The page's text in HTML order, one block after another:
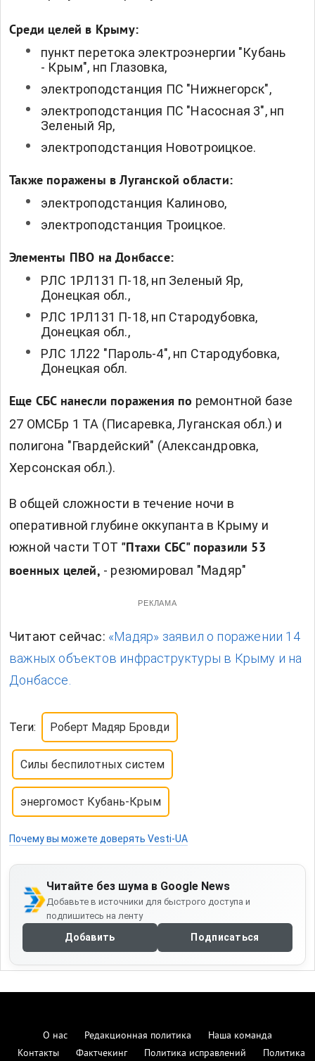
Среди целей в Крыму:
пункт перетока электроэнергии "Кубань
- Крым", нп Глазовка,
электроподстанция ПС "Нижнегорск",
электроподстанция ПС "Насосная 3", нп
Зеленый Яр,
электроподстанция Новотроицкое.
Также поражены в Луганской области:
электроподстанция Калиново,
электроподстанция Троицкое.
Элементы ПВО на Донбассе:
РЛС 1РЛ131 П-18, нп Зеленый Яр,
Донецкая обл.,
РЛС 1РЛ131 П-18, нп Стародубовка,
Донецкая обл.,
РЛС 1Л22 "Пароль-4", нп Стародубовка,
Донецкая обл.
Еще СБС нанесли поражения по ремонтной базе
27 ОМСБр 1 ТА (Писаревка, Луганская обл.) и
полигона "Гвардейский" (Александровка,
Херсонская обл.).
В общей сложности в течение ночи в
оперативной глубине оккупанта в Крыму и
южной части ТОТ "Птахи СБС" поразили 53
военных целей, - резюмировал "Мадяр"
РЕКЛАМА
Читают сейчас: «Мадяр» заявил о поражении 14
важных объектов инфраструктуры в Крыму и на
Донбассе.
Теги: Роберт Мадяр Бровди
Силы беспилотных систем
энергомост Кубань-Крым
Почему вы можете доверять Vesti-UA
Читайте без шума в Google News
Добавьте в источники для быстрого доступа и
подпишитесь на ленту
Добавить Подписаться
О нас Редакционная политика
Наша команда
Контакты
Фактчекинг Политика исправлений
Политика